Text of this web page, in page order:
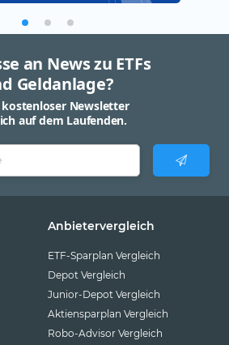
an News zu ETFs
Geldanlage?
kostenloser Newsletter
auf dem Laufenden.
Anbietervergleich
ETF-Sparplan Vergleich
Depot Vergleich
Junior-Depot Vergleich
Aktiensparplan Vergleich
Robo-Advisor Vergleich